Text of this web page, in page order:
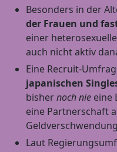
Besonders in der
der Frauen und
einer
auch nicht aktiv
Eine Recruit-
japanischen
bishernoch nie eine
eine Partnerschaft
Geldverschwendung
Laut